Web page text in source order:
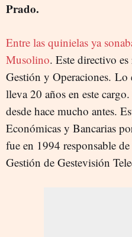
Prado.
Entre las quinielas ya
Musolino. Este directivo es
Gestión y Operaciones.
lleva 20 años en este
desde hace mucho antes.
Económicas y Bancarias
fue en 1994 responsable
Gestión de Gestevisión